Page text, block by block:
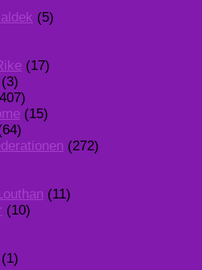
(5)
(17)
(3)
(15)
(272)
(11)
(10)
(1)